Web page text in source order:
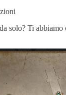
solo? Ti